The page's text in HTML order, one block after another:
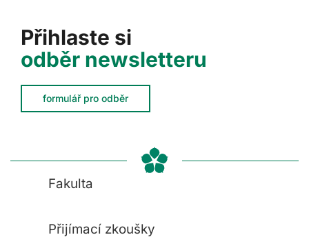
Přihlaste si
odběr newsletteru
formulář pro odběr
Fakulta
Přijímací zkoušky